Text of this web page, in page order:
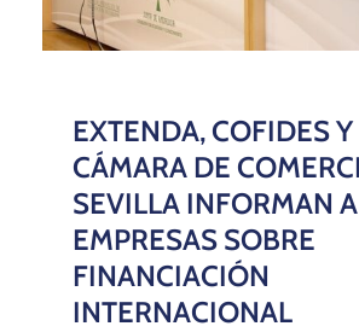
EXTENDA, COFIDES
CÁMARA DE
SEVILLA INFORMAN
EMPRESAS SOBRE
FINANCIACIÓN
INTERNACIONAL